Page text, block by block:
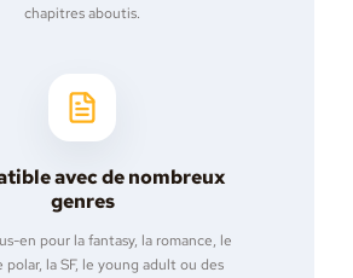
chapitres aboutis.
avec de nombreux
genres
en pour la fantasy, la romance, le
polar, la SF, le young adult ou des